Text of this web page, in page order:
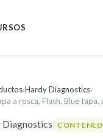
›Hardy Diagnostics›
a rosca, Flush, Blue